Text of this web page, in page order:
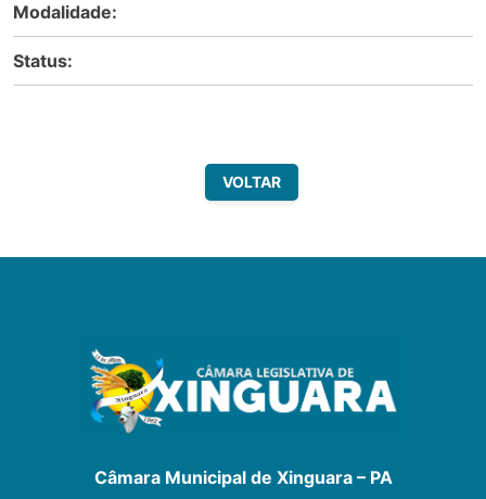
Modalidade:
Status:
VOLTAR
Câmara Municipal de Xinguara – PA